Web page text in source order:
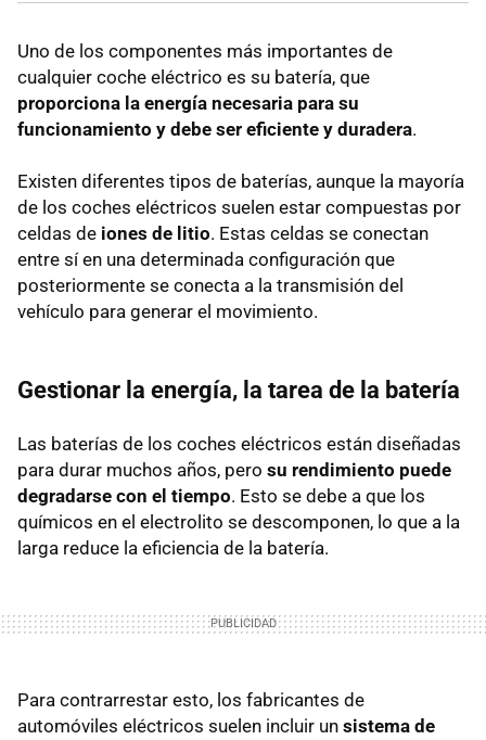
Uno de los componentes más importantes de
cualquier coche eléctrico es su batería, que
proporciona la energía necesaria para su
funcionamiento y debe ser eficiente y duradera.
Existen diferentes tipos de baterías, aunque la mayoría
de los coches eléctricos suelen estar compuestas por
celdas de iones de litio. Estas celdas se conectan
entre sí en una determinada configuración que
posteriormente se conecta a la transmisión del
vehículo para generar el movimiento.
Gestionar la energía, la tarea de la batería
Las baterías de los coches eléctricos están diseñadas
para durar muchos años, pero su rendimiento puede
degradarse con el tiempo. Esto se debe a que los
químicos en el electrolito se descomponen, lo que a la
larga reduce la eficiencia de la batería.
Para contrarrestar esto, los fabricantes de
automóviles eléctricos suelen incluir un sistema de